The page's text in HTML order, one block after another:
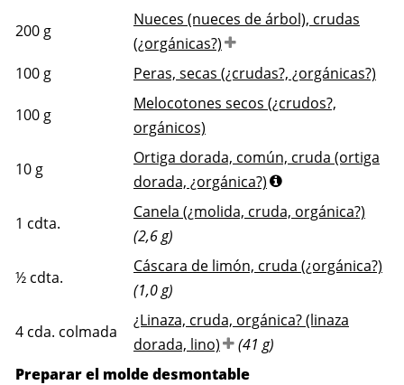
200 g
Nueces (nueces de árbol), crudas
(¿orgánicas?)
100 g Peras, secas (¿crudas?, ¿orgánicas?)
100 g
Melocotones secos (¿crudos?,
orgánicos)
10 g
Ortiga dorada, común, cruda (ortiga
dorada, ¿orgánica?)
1 cdta.
Canela (¿molida, cruda, orgánica?)
(2,6 g)
½ cdta.
Cáscara de limón, cruda (¿orgánica?)
(1,0 g)
4 cda. colmada
¿Linaza, cruda, orgánica? (linaza
dorada, lino)
(41 g)
Preparar el molde desmontable